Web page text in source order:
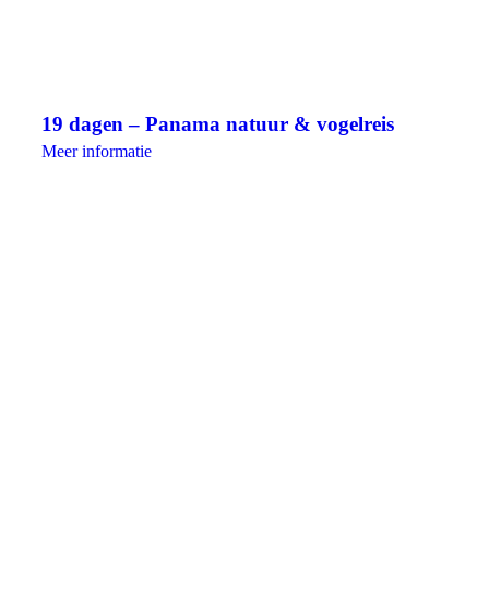
19 dagen – Panama natuur & vogelreis
Meer informatie